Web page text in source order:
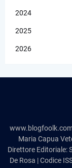
2024
2025
2026
Maria Capua
Direttore Editoriale:
De Rosa | Codice